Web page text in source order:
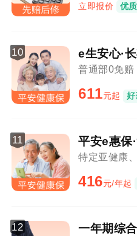
立即报价 优
10 e生安心·
普通部0免赔
611元起
11 平安e惠保
416元/年起
12 一年期综